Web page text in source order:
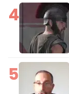
4
5